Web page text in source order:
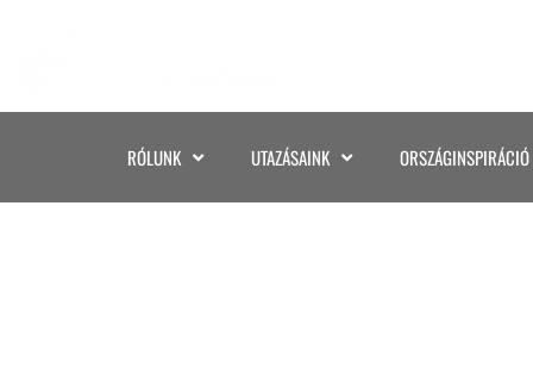
RÓLUNK UTAZÁSAINK ORSZÁGINSPIRÁCIÓ